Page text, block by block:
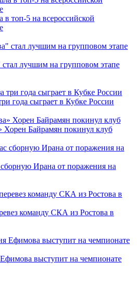
в топ-5 на всероссийской
стал лучшим на групповом этапе
года сыграет в Кубке России
Хорен Байрамян покинул клуб
Ирана от поражения на
команду СКА из Ростова в
выступит на чемпионате